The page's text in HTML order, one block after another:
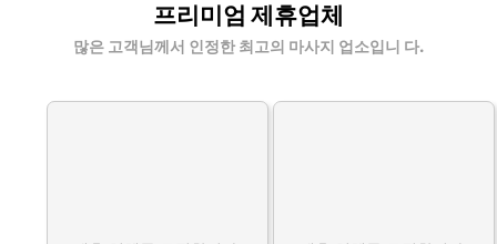
프리미엄 제휴업체
많은 고객님께서 인정한 최고의 마사지 업소입니 다.